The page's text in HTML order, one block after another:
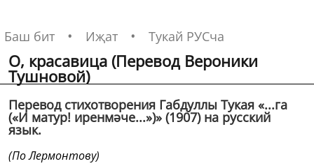
Баш бит Иҗат Тукай РУСча
О, красавица (Перевод Вероники
Тушновой)
Перевод стихотворения Габдуллы Тукая «...га
(«И матур! иренмәче...»)» (1907) на русский
язык.
(По Лермонтову)